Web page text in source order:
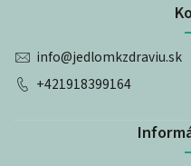
info@jedlomkzdraviu.sk
+421918399164